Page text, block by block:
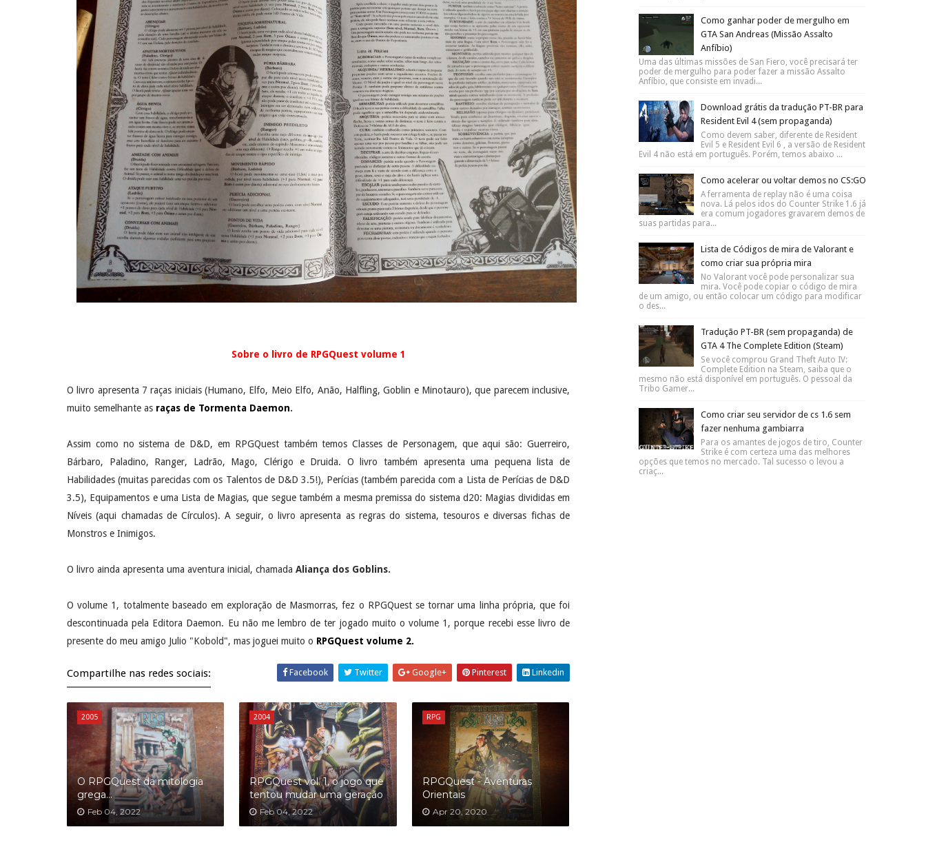
Sobre o livro de RPGQuest volume 1
O livro apresenta 7 raças iniciais (Humano, Elfo, Meio Elfo, Anão, Halfling, Goblin e Minotauro), que parecem inclusive,
muito semelhante as raças de Tormenta Daemon.
Assim como no sistema de D&D, em RPGQuest também temos Classes de Personagem, que aqui são: Guerreiro,
Bárbaro, Paladino, Ranger, Ladrão, Mago, Clérigo e Druida. O livro também apresenta uma pequena lista de
Habilidades (muitas parecidas com os Talentos de D&D 3.5!), Perícias (também parecida com a Lista de Perícias de D&D
3.5), Equipamentos e uma Lista de Magias, que segue também a mesma premissa do sistema d20: Magias divididas em
Níveis (aqui chamadas de Círculos). A seguir, o livro apresenta as regras do sistema, tesouros e diversas fichas de
Monstros e Inimigos.
O livro ainda apresenta uma aventura inicial, chamada Aliança dos Goblins.
O volume 1, totalmente baseado em exploração de Masmorras, fez o RPGQuest se tornar uma linha própria, que foi
descontinuada pela Editora Daemon. Eu não me lembro de ter jogado muito o volume 1, porque recebi esse livro de
presente do meu amigo Julio "Kobold", mas joguei muito o RPGQuest volume 2.
Compartilhe nas redes sociais: Facebook Twitter Google+ Pinterest Linkedin
2005
O RPGQuest da mitologia
grega...
Feb 04, 2022
2004
RPGQuest vol. 1, o jogo que
tentou mudar uma geração
Feb 04, 2022
RPG
RPGQuest - Aventuras
Orientais
Apr 20, 2020
Como ganhar poder de mergulho em
GTA San Andreas (Missão Assalto
Anfíbio)
Uma das últimas missões de San Fiero, você precisará ter
poder de mergulho para poder fazer a missão Assalto
Anfíbio, que consiste em invadi...
Download grátis da tradução PT-BR para
Resident Evil 4 (sem propaganda)
Como devem saber, diferente de Resident
Evil 5 e Resident Evil 6 , a versão de Resident
Evil 4 não está em português. Porém, temos abaixo ...
Como acelerar ou voltar demos no CS:GO
A ferramenta de replay não é uma coisa
nova. Lá pelos idos do Counter Strike 1.6 já
era comum jogadores gravarem demos de
suas partidas para...
Lista de Códigos de mira de Valorant e
como criar sua própria mira
No Valorant você pode personalizar sua
mira. Você pode copiar o código de mira
de um amigo, ou então colocar um código para modificar
o des...
Tradução PT-BR (sem propaganda) de
GTA 4 The Complete Edition (Steam)
Se você comprou Grand Theft Auto IV:
Complete Edition na Steam, saiba que o
mesmo não está disponível em português. O pessoal da
Tribo Gamer...
Como criar seu servidor de cs 1.6 sem
fazer nenhuma gambiarra
Para os amantes de jogos de tiro, Counter
Strike é com certeza uma das melhores
opções que temos no mercado. Tal sucesso o levou a
criaç...